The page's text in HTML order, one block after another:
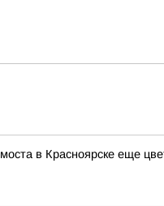
в Красноярске еще